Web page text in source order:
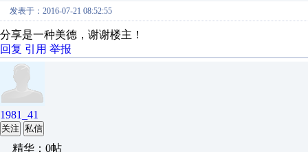
发表于：2016-07-21 08:52:55
分享是一种美德，谢谢楼主！
回复 引用 举报
1981_41
关注 私信
精华：0帖